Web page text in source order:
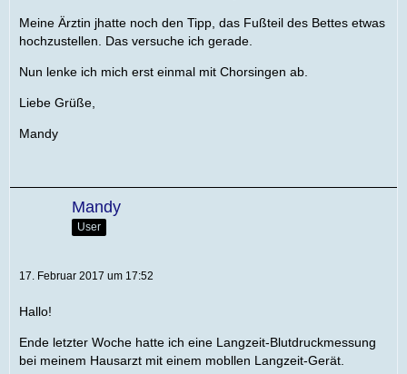
Meine Ärztin jhatte noch den Tipp, das Fußteil des Bettes etwas
hochzustellen. Das versuche ich gerade.
Nun lenke ich mich erst einmal mit Chorsingen ab.
Liebe Grüße,
Mandy
Mandy
User
17. Februar 2017 um 17:52
Hallo!
Ende letzter Woche hatte ich eine Langzeit-Blutdruckmessung
bei meinem Hausarzt mit einem mobllen Langzeit-Gerät.